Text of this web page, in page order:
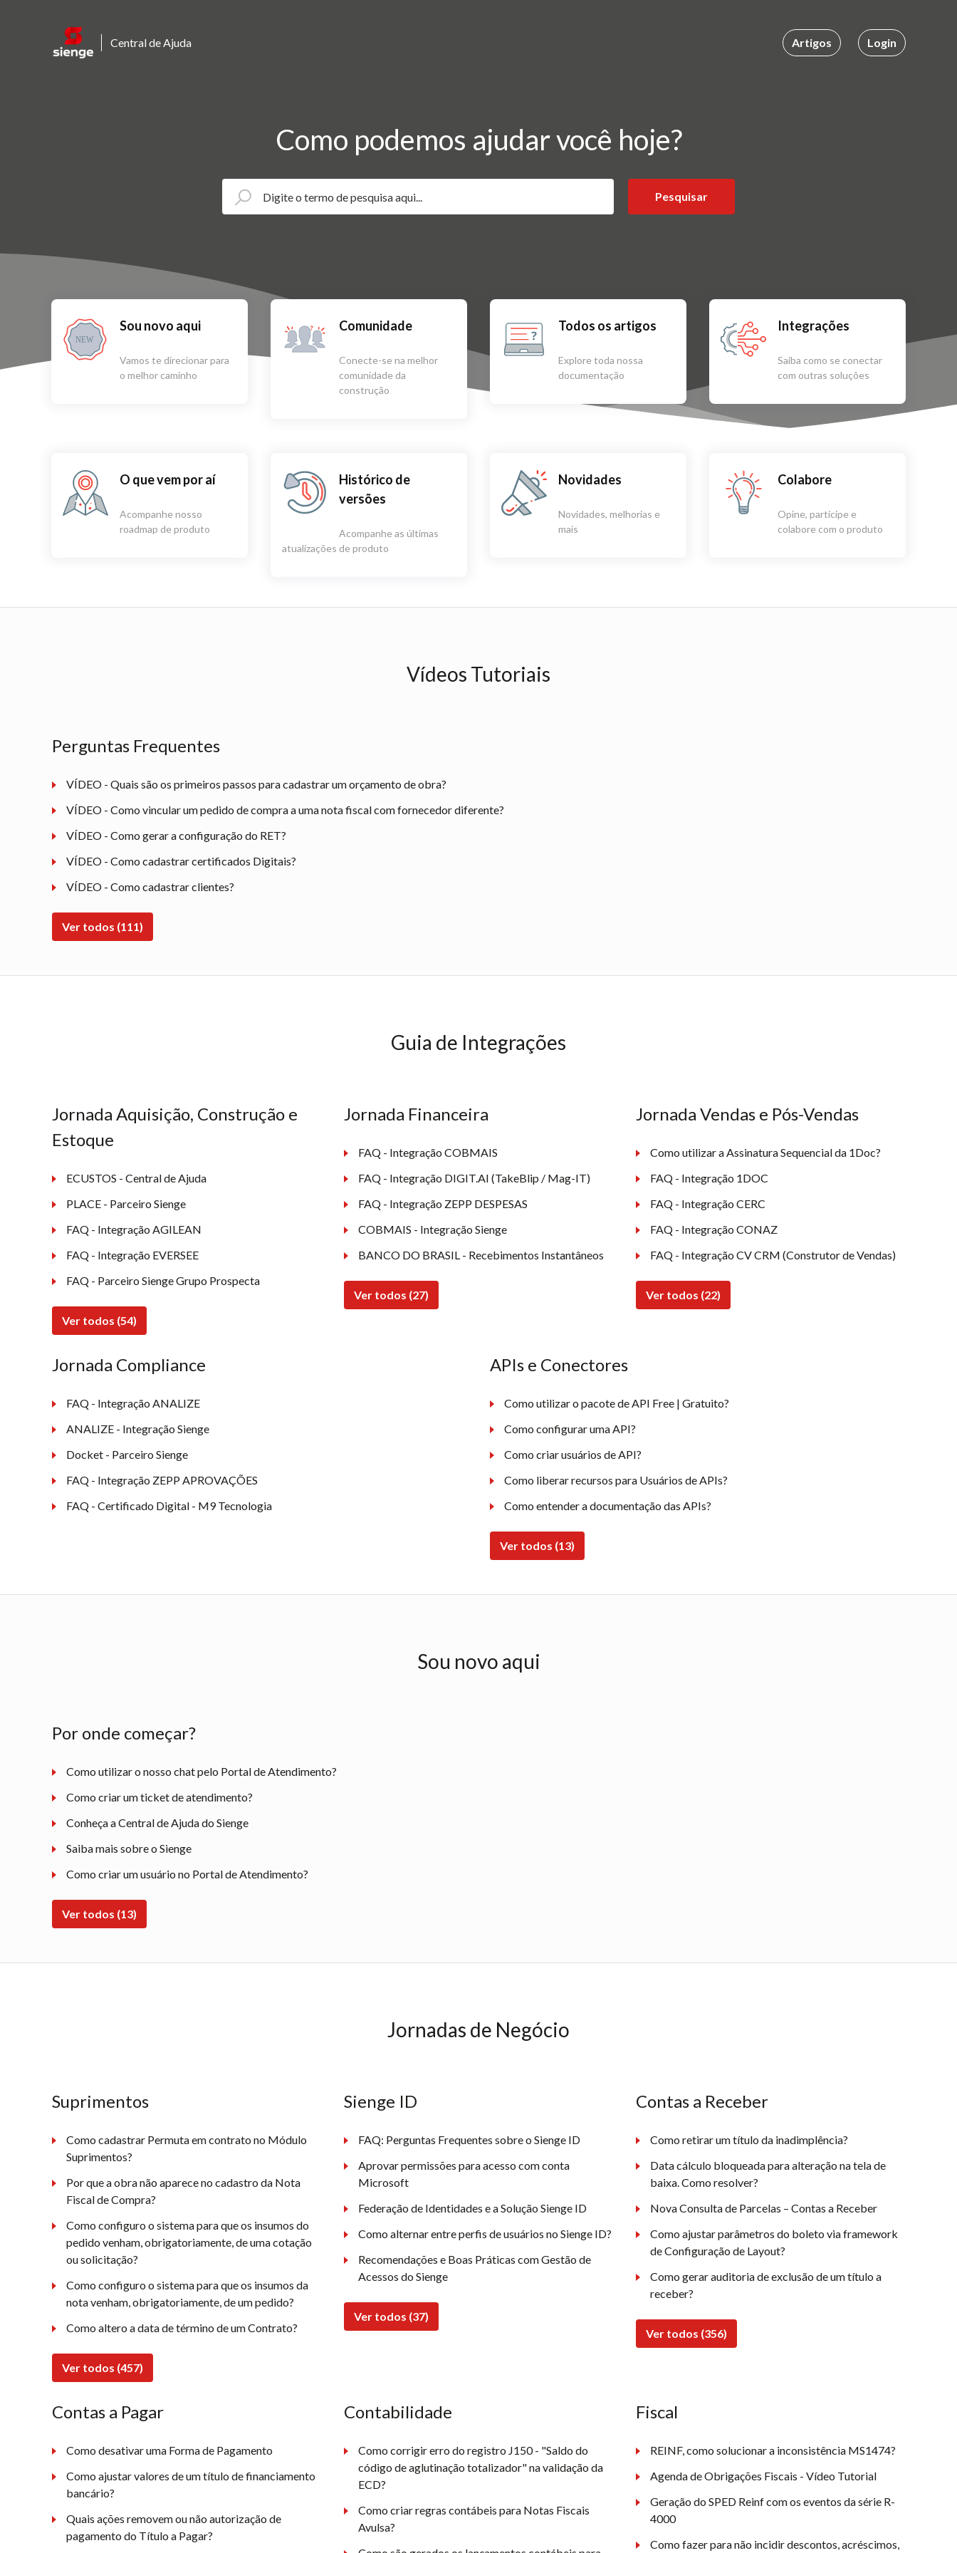
Central de Ajuda Artigos Login
Como podemos ajudar você hoje?
Pesquisar
NEW
Sou novo aqui
Vamos te direcionar para
o melhor caminho
Comunidade
Conecte-se na melhor
comunidade da
construção
Todos os artigos
Explore toda nossa
documentação
Integrações
Saiba como se conectar
com outras soluções
O que vem por aí
Acompanhe nosso
roadmap de produto
Histórico de
versões
Acompanhe as últimas
atualizações de produto
Novidades
Novidades, melhorias e
mais
Colabore
Opine, participe e
colabore com o produto
Vídeos Tutoriais
Perguntas Frequentes
VÍDEO - Quais são os primeiros passos para cadastrar um orçamento de obra?
VÍDEO - Como vincular um pedido de compra a uma nota fiscal com fornecedor diferente?
VÍDEO - Como gerar a configuração do RET?
VÍDEO - Como cadastrar certificados Digitais?
VÍDEO - Como cadastrar clientes?
Ver todos (111)
Guia de Integrações
Jornada Aquisição, Construção e
Estoque
ECUSTOS - Central de Ajuda
PLACE - Parceiro Sienge
FAQ - Integração AGILEAN
FAQ - Integração EVERSEE
FAQ - Parceiro Sienge Grupo Prospecta
Ver todos (54)
Jornada Financeira
FAQ - Integração COBMAIS
FAQ - Integração DIGIT.AI (TakeBlip / Mag-IT)
FAQ - Integração ZEPP DESPESAS
COBMAIS - Integração Sienge
BANCO DO BRASIL - Recebimentos Instantâneos
Ver todos (27)
Jornada Vendas e Pós-Vendas
Como utilizar a Assinatura Sequencial da 1Doc?
FAQ - Integração 1DOC
FAQ - Integração CERC
FAQ - Integração CONAZ
FAQ - Integração CV CRM (Construtor de Vendas)
Ver todos (22)
Jornada Compliance
FAQ - Integração ANALIZE
ANALIZE - Integração Sienge
Docket - Parceiro Sienge
FAQ - Integração ZEPP APROVAÇÕES
FAQ - Certificado Digital - M9 Tecnologia
APIs e Conectores
Como utilizar o pacote de API Free | Gratuito?
Como configurar uma API?
Como criar usuários de API?
Como liberar recursos para Usuários de APIs?
Como entender a documentação das APIs?
Ver todos (13)
Sou novo aqui
Por onde começar?
Como utilizar o nosso chat pelo Portal de Atendimento?
Como criar um ticket de atendimento?
Conheça a Central de Ajuda do Sienge
Saiba mais sobre o Sienge
Como criar um usuário no Portal de Atendimento?
Ver todos (13)
Jornadas de Negócio
Suprimentos
Como cadastrar Permuta em contrato no Módulo
Suprimentos?
Por que a obra não aparece no cadastro da Nota
Fiscal de Compra?
Como configuro o sistema para que os insumos do
pedido venham, obrigatoriamente, de uma cotação
ou solicitação?
Como configuro o sistema para que os insumos da
nota venham, obrigatoriamente, de um pedido?
Como altero a data de término de um Contrato?
Ver todos (457)
Sienge ID
FAQ: Perguntas Frequentes sobre o Sienge ID
Aprovar permissões para acesso com conta
Microsoft
Federação de Identidades e a Solução Sienge ID
Como alternar entre perfis de usuários no Sienge ID?
Recomendações e Boas Práticas com Gestão de
Acessos do Sienge
Ver todos (37)
Contas a Receber
Como retirar um título da inadimplência?
Data cálculo bloqueada para alteração na tela de
baixa. Como resolver?
Nova Consulta de Parcelas – Contas a Receber
Como ajustar parâmetros do boleto via framework
de Configuração de Layout?
Como gerar auditoria de exclusão de um título a
receber?
Ver todos (356)
Contas a Pagar
Como desativar uma Forma de Pagamento
Como ajustar valores de um título de financiamento
bancário?
Quais ações removem ou não autorização de
pagamento do Título a Pagar?
Contabilidade
Como corrigir erro do registro J150 - "Saldo do
código de aglutinação totalizador" na validação da
ECD?
Como criar regras contábeis para Notas Fiscais
Avulsa?
Fiscal
REINF, como solucionar a inconsistência MS1474?
Agenda de Obrigações Fiscais - Vídeo Tutorial
Geração do SPED Reinf com os eventos da série R-
4000
Como fazer para não incidir descontos, acréscimos,